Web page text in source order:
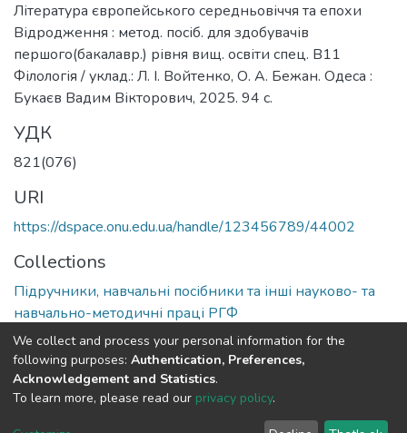
Література європейського середньовіччя та епохи
Відродження : метод. посіб. для здобувачів
першого(бакалавр.) рівня вищ. освіти спец. B11
Філологія / уклад.: Л. І. Войтенко, О. А. Бежан. Одеса :
Букаєв Вадим Вікторович, 2025. 94 с.
УДК
821(076)
URI
https://dspace.onu.edu.ua/handle/123456789/44002
Collections
Підручники, навчальні посібники та інші науково- та
навчально-методичні праці РГФ
Full item page
DSpace software copyright © 2009-2026
We collect and process your personal information for the
following purposes: Authentication, Preferences,
Acknowledgement and Statistics.
To learn more, please read our privacy policy.